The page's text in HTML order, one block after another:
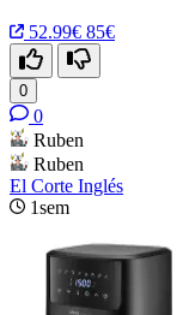
52.99€ 85€
0
0
Ruben
Ruben
El Corte Inglés
1sem